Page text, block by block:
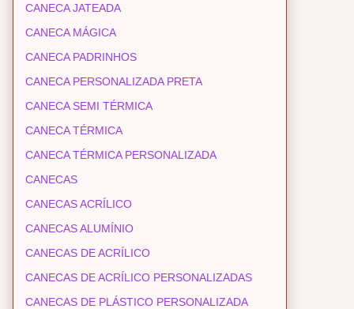
CANECA JATEADA
CANECA MÁGICA
CANECA PADRINHOS
CANECA PERSONALIZADA PRETA
CANECA SEMI TÉRMICA
CANECA TÉRMICA
CANECA TÉRMICA PERSONALIZADA
CANECAS
CANECAS ACRÍLICO
CANECAS ALUMÍNIO
CANECAS DE ACRÍLICO
CANECAS DE ACRÍLICO PERSONALIZADAS
CANECAS DE PLÁSTICO PERSONALIZADA